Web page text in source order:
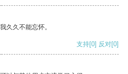
久久不能忘怀。
支持[0] 反对[0]